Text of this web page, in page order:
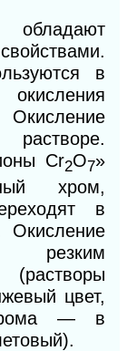
в
растворе.
Сr2O7»
хром,
в
Окисление
резким
цвет,
— в